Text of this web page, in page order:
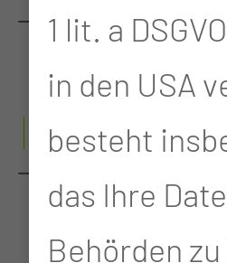
V
ZENTRUM
1 lit. a
in den USA
besteht
das Ihre
Behörden